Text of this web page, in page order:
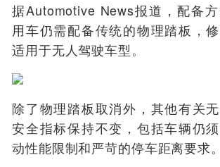
据Automotive News报道，配备
用车仍需配备传统的物理踏板，
适用于无人驾驶车型。
除了物理踏板取消外，其他有关
安全指标保持不变，包括车辆仍
动性能限制和严苛的停车距离要求。